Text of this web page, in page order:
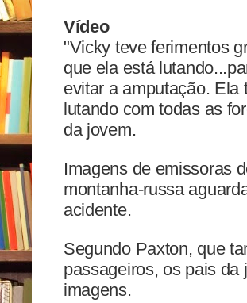
Vídeo
"Vicky teve ferimentos
que ela está
evitar a amputação.
lutando com todas as
da jovem.
Imagens de emissoras
montanha-russa
acidente.
Segundo Paxton, que
passageiros, os pais
imagens.